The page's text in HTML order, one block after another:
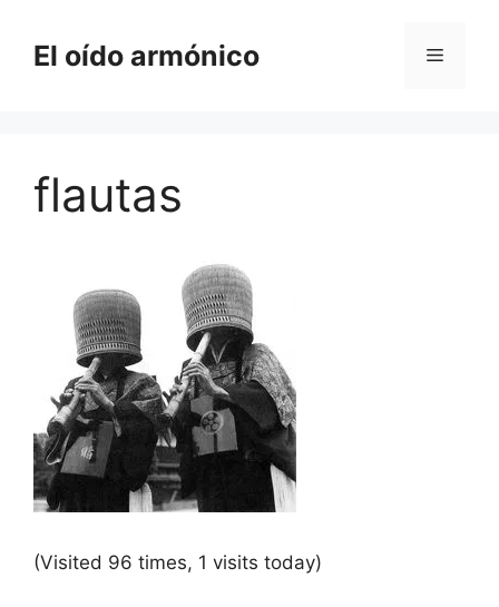
contenido
El oído armónico Menú
flautas
(Visited 96 times, 1 visits today)